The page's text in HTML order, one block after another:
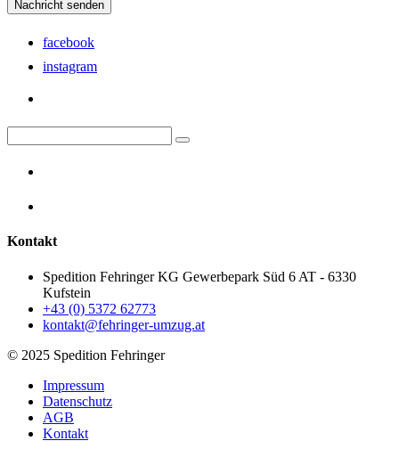
facebook
instagram
Kontakt
Spedition Fehringer KG Gewerbepark Süd 6 AT - 6330
Kufstein
+43 (0) 5372 62773
kontakt@fehringer-umzug.at
© 2025 Spedition Fehringer
Impressum
Datenschutz
AGB
Kontakt